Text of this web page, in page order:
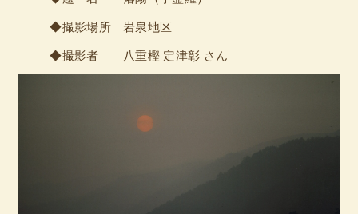
◆撮影場所 岩泉地区
◆撮影者 八重樫 定津彰 さん